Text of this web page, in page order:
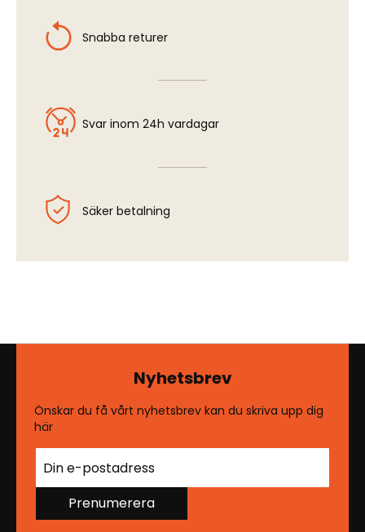
Snabba returer
Svar inom 24h vardagar
Säker betalning
Nyhetsbrev
Önskar du få vårt nyhetsbrev kan du skriva upp dig
här
Prenumerera